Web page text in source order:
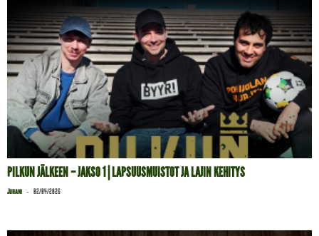
PILKUN JÄLKEEN – JAKSO 1 | LAPSUUSMUISTOT JA LAJIN KEHITYS
Juhani - 02/04/2026